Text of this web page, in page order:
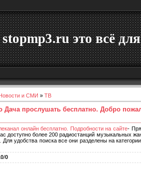
это всё
и СМИ » ТВ
прослушать бесплатно. Добро
онлайн бесплатно. Подробности на сайте-
доступно более 200 радиостанций музыкальных
Для удобства поиска все они разделены на
/0